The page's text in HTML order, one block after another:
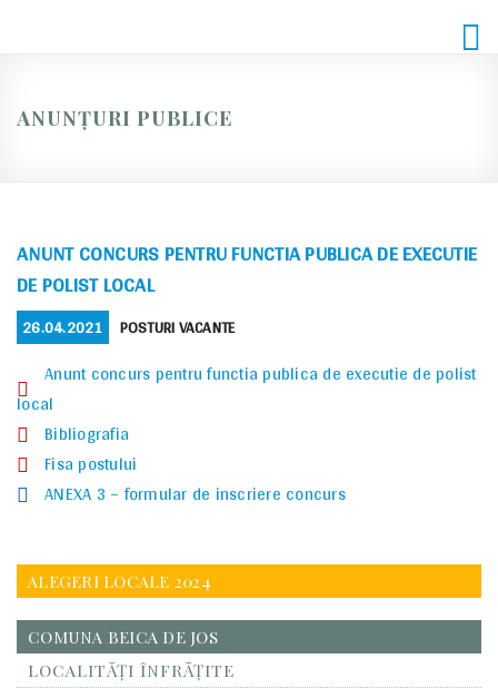
ANUNȚURI PUBLICE
ANUNT CONCURS PENTRU FUNCTIA PUBLICA DE EXECUTIE
DE POLIST LOCAL
POSTED
ON
26.04.2021 CATEGORIES
POSTURI VACANTE
Anunt concurs pentru functia publica de executie de polist
local
Bibliografia
Fisa postului
ANEXA 3 – formular de inscriere concurs
ALEGERI LOCALE 2024
COMUNA BEICA DE JOS
LOCALITĂŢI ÎNFRĂŢITE